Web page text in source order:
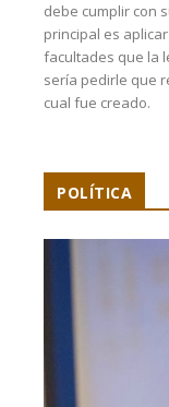
debe cumplir con
principal es
facultades que la
sería pedirle que
cual fue creado.
POLÍTICA